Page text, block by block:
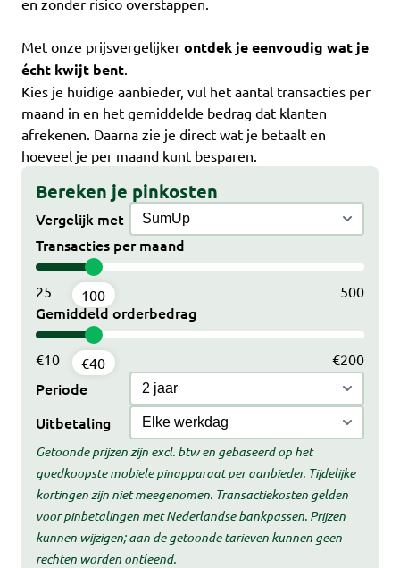
Met onze prijsvergelijker ontdek je eenvoudig wat je
écht kwijt bent
Kies je huidige aanbieder, vul het aantal transacties per
maand in en het gemiddelde bedrag dat klanten
afrekenen. Daarna zie je direct wat je betaalt en
hoeveel je per maand kunt besparen.
Bereken je pinkosten
Vergelijk met
Transacties per maand
100
25 500
Gemiddeld orderbedrag
€40
€10 €200
Periode
Uitbetaling
Getoonde prijzen zijn excl. btw en gebaseerd op het
goedkoopste mobiele pinapparaat per aanbieder. Tijdelijke
kortingen zijn niet meegenomen. Transactiekosten gelden
voor pinbetalingen met Nederlandse bankpassen. Prijzen
kunnen wijzigen; aan de getoonde tarieven kunnen geen
rechten worden ontleend.